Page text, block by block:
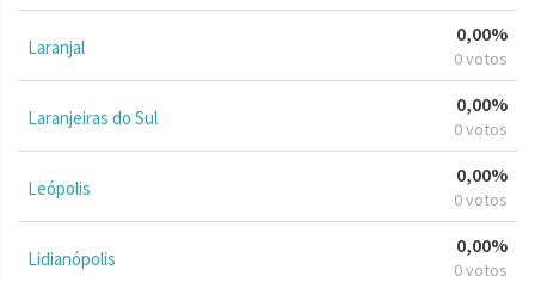
Laranjal
0,00%
0 votos
Laranjeiras do Sul
0,00%
0 votos
Leópolis
0,00%
0 votos
Lidianópolis
0,00%
0 votos